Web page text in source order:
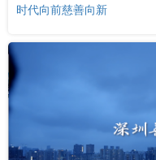
时代向前慈善向新